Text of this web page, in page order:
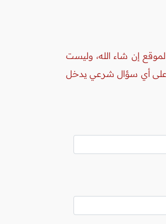
إن شاء الله، وليست
على أي سؤال شرعي يدخل